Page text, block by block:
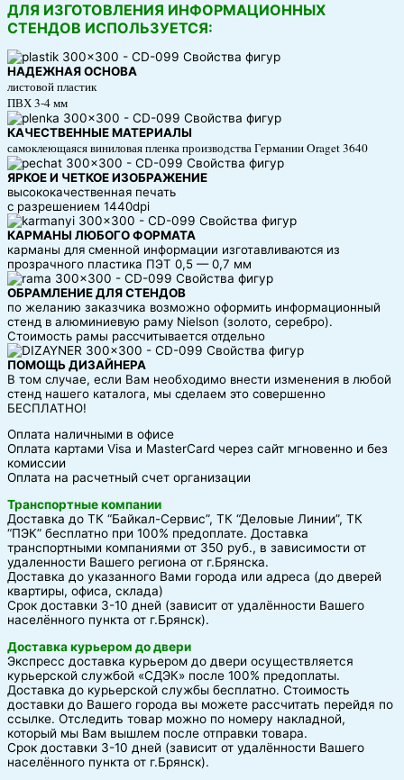
ДЛЯ ИЗГОТОВЛЕНИЯ ИНФОРМАЦИОННЫХ
СТЕНДОВ ИСПОЛЬЗУЕТСЯ:
НАДЕЖНАЯ ОСНОВА
листовой пластик
ПВХ 3-4 мм
КАЧЕСТВЕННЫЕ МАТЕРИАЛЫ
самоклеющаяся виниловая пленка производства Германии Oraget 3640
ЯРКОЕ И ЧЕТКОЕ ИЗОБРАЖЕНИЕ
высококачественная печать
с разрешением 1440dpi
КАРМАНЫ ЛЮБОГО ФОРМАТА
карманы для сменной информации изготавливаются из
прозрачного пластика ПЭТ 0,5 — 0,7 мм
ОБРАМЛЕНИЕ ДЛЯ СТЕНДОВ
по желанию заказчика возможно оформить информационный
стенд в алюминиевую раму Nielson (золото, серебро).
Стоимость рамы рассчитывается отдельно
ПОМОЩЬ ДИЗАЙНЕРА
В том случае, если Вам необходимо внести изменения в любой
стенд нашего каталога, мы сделаем это совершенно
БЕСПЛАТНО!
Оплата наличными в офисе
Оплата картами Visa и MasterCard через сайт мгновенно и без
комиссии
Оплата на расчетный счет организации
Транспортные компании
Доставка до ТК “Байкал-Сервис”, ТК “Деловые Линии”, ТК
“ПЭК” бесплатно при 100% предоплате. Доставка
транспортными компаниями от 350 руб., в зависимости от
удаленности Вашего региона от г.Брянска.
Доставка до указанного Вами города или адреса (до дверей
квартиры, офиса, склада)
Срок доставки 3-10 дней (зависит от удалённости Вашего
населённого пункта от г.Брянск).
Доставка курьером до двери
Экспресс доставка курьером до двери осуществляется
курьерской службой «СДЭК» после 100% предоплаты.
Доставка до курьерской службы бесплатно. Стоимость
доставки до Вашего города вы можете рассчитать перейдя по
ссылке. Отследить товар можно по номеру накладной,
который мы Вам вышлем после отправки товара.
Срок доставки 3-10 дней (зависит от удалённости Вашего
населённого пункта от г.Брянск).